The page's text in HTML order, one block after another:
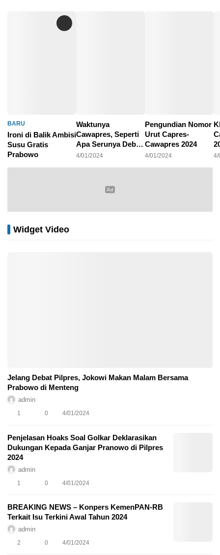
BARU
Ironi di Balik Ambisi
Susu Gratis
Prabowo
4/01/2024
Waktunya
Cawapres, Seperti
Apa Serunya Debat
Pilpres 2024?
4/01/2024
Pengundian Nomor
Urut Capres-
Cawapres 2024
4/01/2024 4/
Widget Video
Jelang Debat Pilpres, Jokowi Makan Malam Bersama
Prabowo di Menteng
admin
1 0 4/01/2024
Penjelasan Hoaks Soal Golkar Deklarasikan
Dukungan Kepada Ganjar Pranowo di Pilpres
2024
admin
1 0 4/01/2024
BREAKING NEWS – Konpers KemenPAN-RB
Terkait Isu Terkini Awal Tahun 2024
admin
2 0 4/01/2024